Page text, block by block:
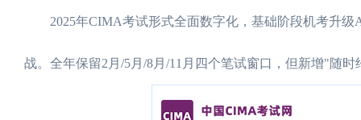
2025年CIMA考试形式全面数字化，基础阶段机考升级
战。全年保留2月/5月/8月/11月四个笔试窗口，但新增"随